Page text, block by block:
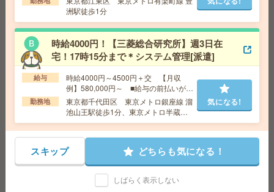
＼完全在宅／週2日～＊1日4h～！オンライン講座の受
付！時給2400円[派遣]
給 与 時給2400円＋交
交通費 交通費実費支給（当社規定あり）
勤務地 JR山手線 田町駅 4分/都営浅草線 三田駅 7分
完全在宅！週3～5日×6～8H調整OK！システム導入サポ
ート[派遣]
給 与 時給2400円＋交
交通費 ※交通費別途支給
東急池上線 大崎広小路駅 徒歩5分/JR山手
洲駅徒歩1分
時給4000円！【三菱総合研究所】週3日在
宅！17時15分まで＊システム管理[派遣]
給与
時給4000円～4500円＋交 【月収
例】580,000円～ ■給与の前払いが可
能な速払いサービスあり
勤務地
東京都千代田区 東京メトロ銀座線 溜
池山王駅徒歩1分、東京メトロ半蔵門
線 永田町駅徒歩8分
気になる!
スキップ どちらも気になる！
しばらく表示しない